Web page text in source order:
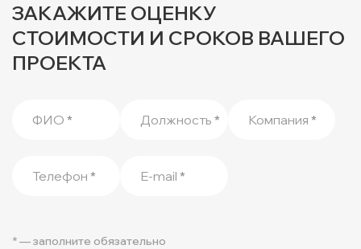
ЗАКАЖИТЕ ОЦЕНКУ
СТОИМОСТИ И СРОКОВ ВАШЕГО
ПРОЕКТА
ФИО * Должность * Компания *
Телефон * E-mail *
* — заполните обязательно